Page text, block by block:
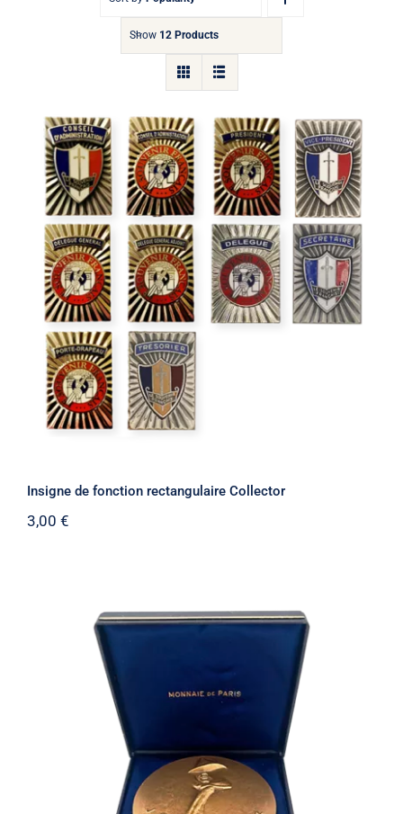
Show 12 Products
Insigne de fonction rectangulaire
Collector
Insigne de fonction rectangulaire Collector
3,00 €
Médaille Jean Moulin